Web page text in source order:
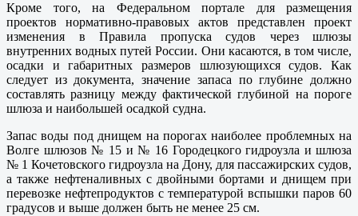
Кроме того, на Федеральном портале для размещения
проектов нормативно-правовых актов представлен проект
изменения в Правила пропуска судов через шлюзы
внутренних водных путей России. Они касаются, в том числе,
осадки и габаритных размеров шлюзующихся судов. Как
следует из документа, значение запаса по глубине должно
составлять разницу между фактической глубиной на пороге
шлюза и наибольшей осадкой судна.
Запас воды под днищем на порогах наиболее проблемных на
Волге шлюзов № 15 и № 16 Городецкого гидроузла и шлюза
№ 1 Кочетовского гидроузла на Дону, для пассажирских судов,
а также нефтеналивных с двойными бортами и днищем при
перевозке нефтепродуктов с температурой вспышки паров 60
градусов и выше должен быть не менее 25 см.